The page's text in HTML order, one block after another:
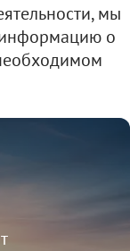
мы
о